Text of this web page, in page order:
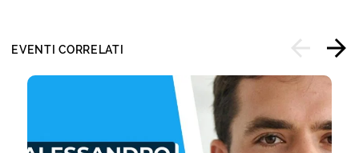
EVENTI CORRELATI